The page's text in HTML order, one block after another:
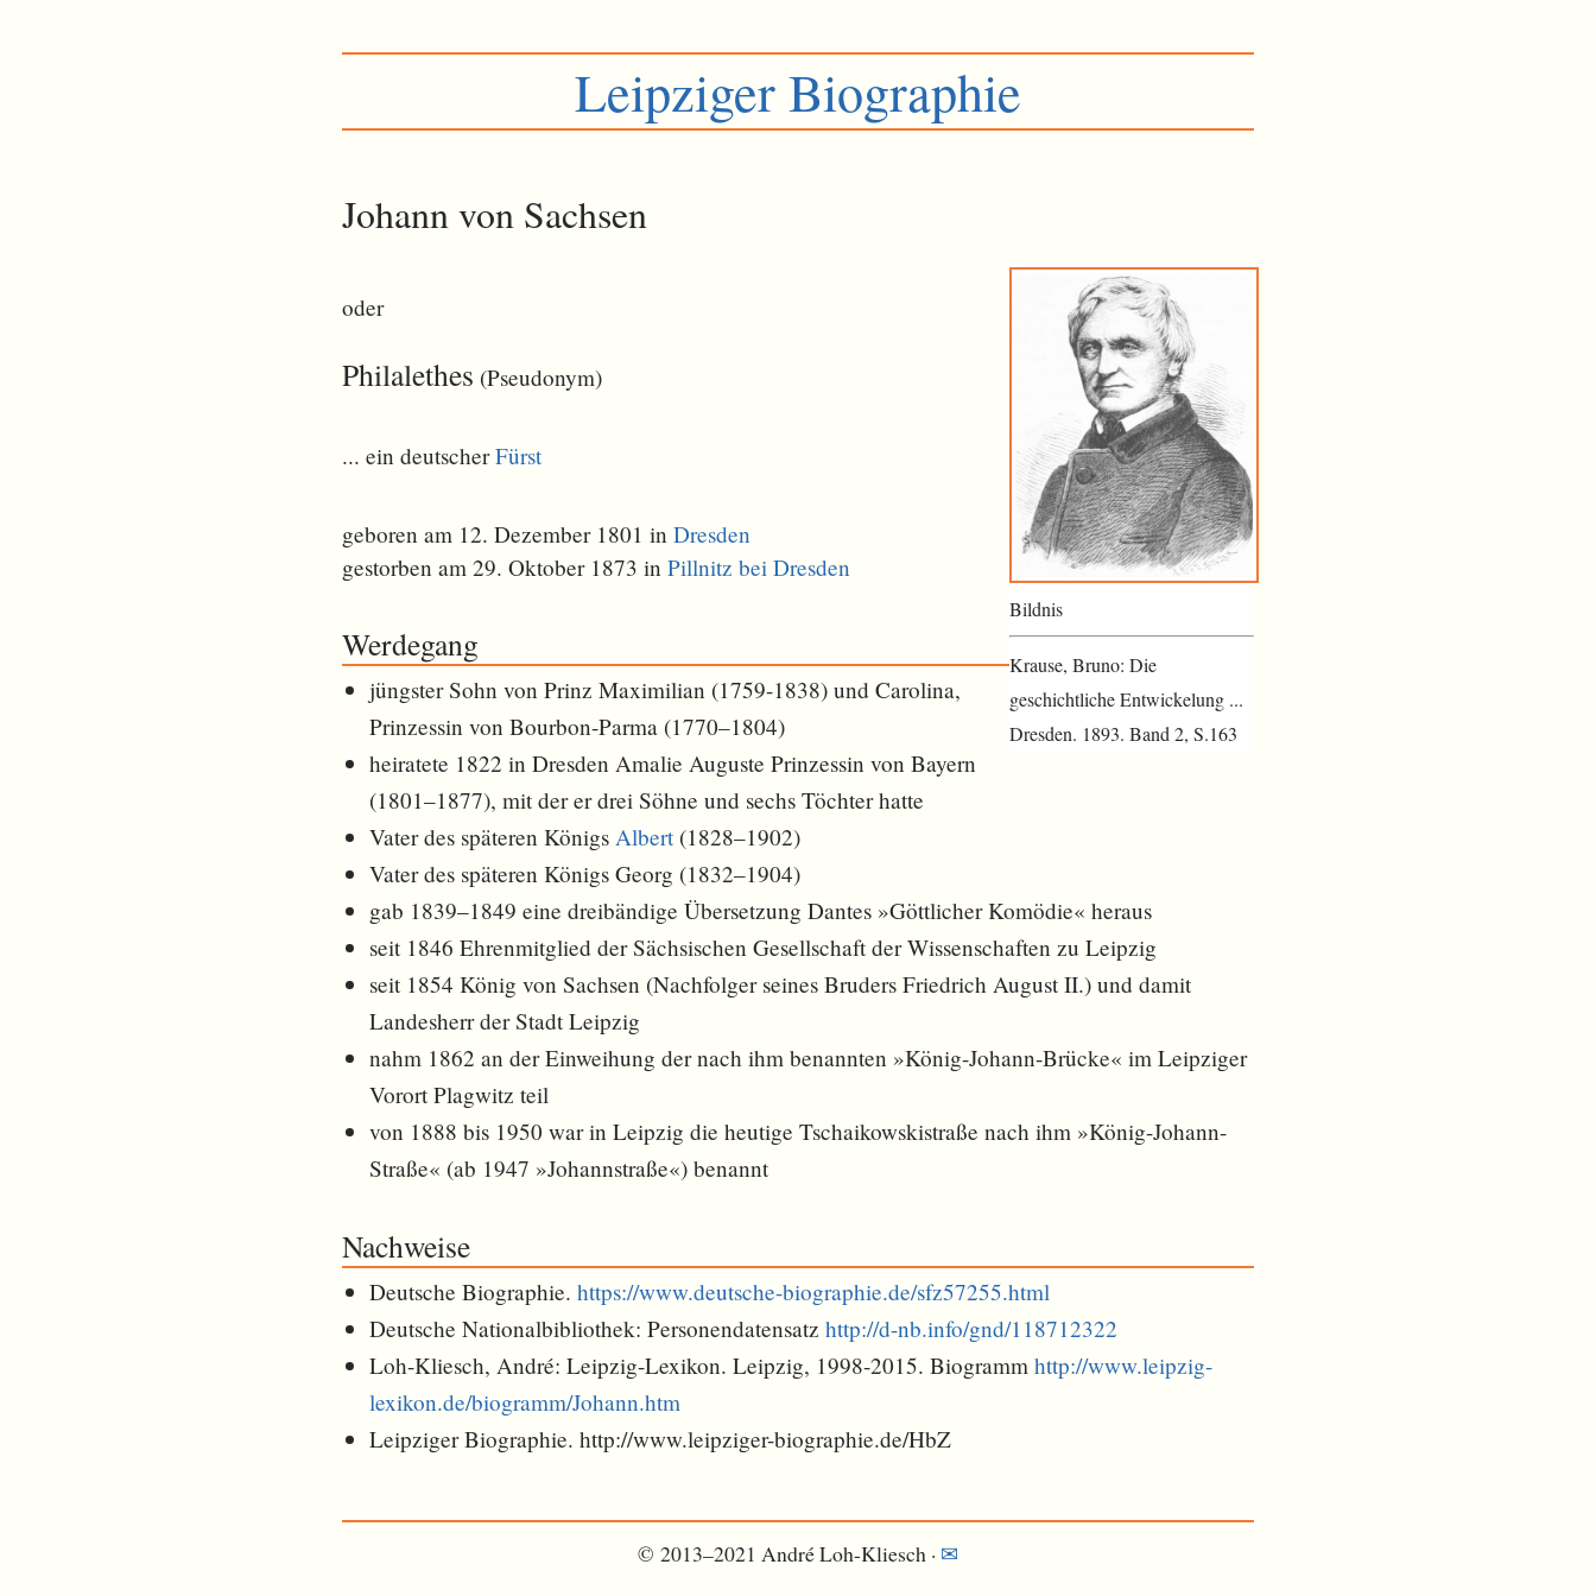
Leipziger Biographie
Johann von Sachsen
Bildnis
Krause, Bruno: Die
geschichtliche Entwickelung ...
Dresden. 1893. Band 2, S.163
oder
Philalethes (Pseudonym)
... ein deutscherFürst
geboren am 12. Dezember 1801 in Dresden
gestorben am 29. Oktober 1873 in Pillnitz bei Dresden
Werdegang
jüngster Sohn von Prinz Maximilian (1759-1838) und Carolina,
Prinzessin von Bourbon-Parma (1770–1804)
heiratete 1822 in Dresden Amalie Auguste Prinzessin von Bayern
(1801–1877), mit der er drei Söhne und sechs Töchter hatte
Vater des späteren KönigsAlbert (1828–1902)
Vater des späteren Königs Georg (1832–1904)
gab 1839–1849 eine dreibändige Übersetzung Dantes »Göttlicher Komödie« heraus
seit 1846 Ehrenmitglied der Sächsischen Gesellschaft der Wissenschaften zu Leipzig
seit 1854 König von Sachsen (Nachfolger seines Bruders Friedrich August II.) und damit
Landesherr der Stadt Leipzig
nahm 1862 an der Einweihung der nach ihm benannten »König-Johann-Brücke« im Leipziger
Vorort Plagwitz teil
von 1888 bis 1950 war in Leipzig die heutige Tschaikowskistraße nach ihm »König-Johann-
Straße« (ab 1947 »Johannstraße«) benannt
Nachweise
Deutsche Biographie.https://www.deutsche-biographie.de/sfz57255.html
Deutsche Nationalbibliothek: Personendatensatzhttp://d-nb.info/gnd/118712322
Loh-Kliesch, André: Leipzig-Lexikon. Leipzig, 1998-2015. Biogrammhttp://www.leipzig-
lexikon.de/biogramm/Johann.htm
Leipziger Biographie. http://www.leipziger-biographie.de/HbZ
© 2013–2021 André Loh-Kliesch · ✉︎